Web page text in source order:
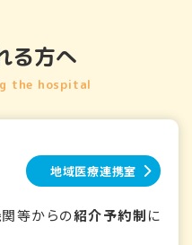
る方へ
the hospital
地域医療連携室
等からの紹介予約制に